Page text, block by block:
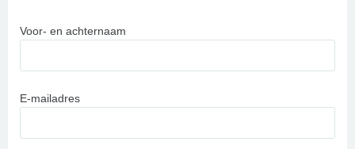
Voor- en achternaam
E-mailadres